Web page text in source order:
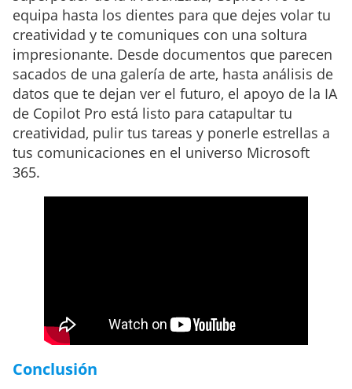
equipa hasta los dientes para que dejes volar tu
creatividad y te comuniques con una soltura
impresionante. Desde documentos que parecen
sacados de una galería de arte, hasta análisis de
datos que te dejan ver el futuro, el apoyo de la IA
de Copilot Pro está listo para catapultar tu
creatividad, pulir tus tareas y ponerle estrellas a
tus comunicaciones en el universo Microsoft
365.
Conclusión